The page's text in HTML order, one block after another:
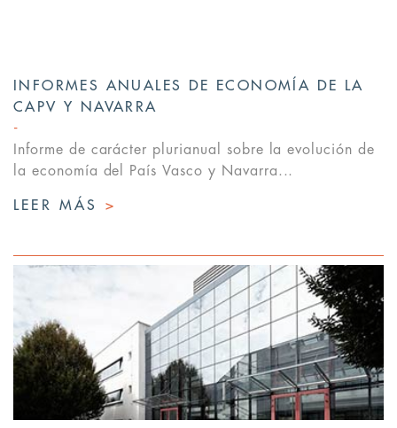
INFORMES ANUALES DE ECONOMÍA DE LA
CAPV Y NAVARRA
Informe de carácter plurianual sobre la evolución de
la economía del País Vasco y Navarra...
LEER MÁS >